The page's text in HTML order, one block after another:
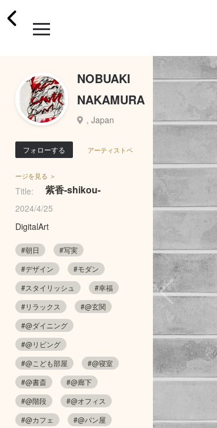
NOBUAKI
NAKAMURA
, Japan
フォローする アーティストペ
ージを見る ＞
Title: 紫香-shikou-
2024/4/25
DigitalArt
#朝日
#写実
#デザイン
#モダン
#スタイリッシュ
#幸福
#リラックス
#@玄関
#@ダイニング
#@リビング
#@こども部屋
#@寝室
#@書斎
#@廊下
#@階段
#@オフィス
#@カフェ
#@パン屋